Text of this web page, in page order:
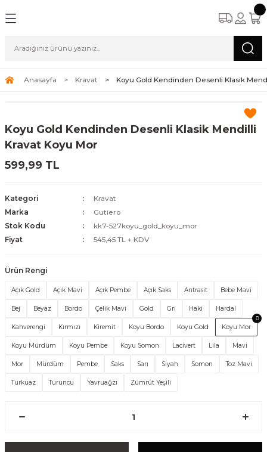
Anasayfa Kravat Koyu Gold Kendinden Desenli Klasik
Koyu Gold Kendinden Desenli Klasik Mendilli
Kravat Koyu Mor
599,99 TL
Kategori
Kravat
Marka
Gutiero
Stok Kodu
kk7-527koyu_gold_koyu_mor
Fiyat
545,45 TL + KDV
Ürün Rengi
Açık Gold Açık Mavi Açık Pembe Açık Saks Antrasit Bebe Mavi
Bej Beyaz Bordo Çelik Mavi Gold Gri Haki Hardal
Kahverengi Kırmızı Kiremit Koyu Bordo Koyu Gold Koyu Mor
Koyu Mürdüm Koyu Pembe Koyu Somon Lacivert Lila Mavi
Mor Mürdüm Pembe Saks Sarı Siyah Somon Toz Mavi
Turkuaz Turuncu Yavruağzı Zümrüt Yeşili